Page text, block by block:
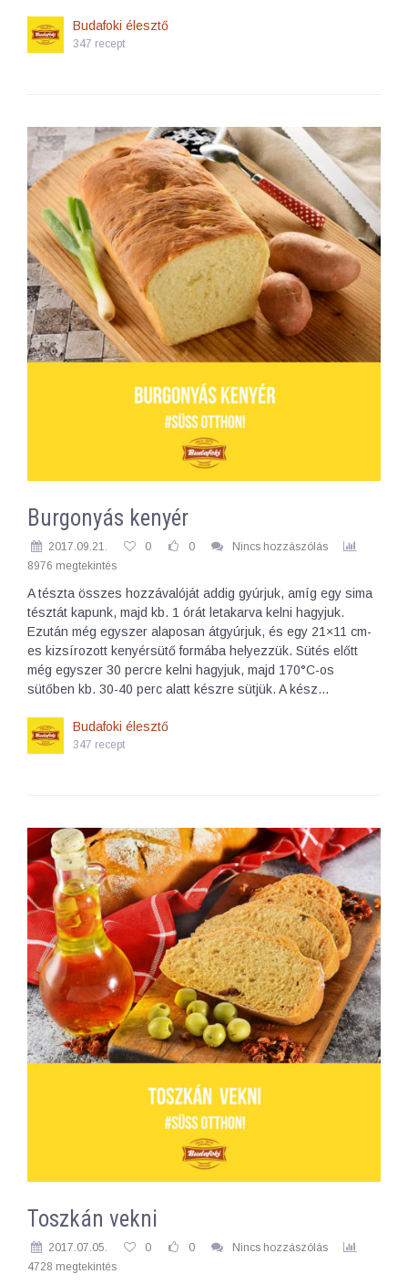
Budafoki élesztő
347 recept
Burgonyás kenyér
2017.09.21. 0 0
Nincs hozzászólás
8976 megtekintés
A tészta összes hozzávalóját addig gyúrjuk, amíg egy sima
tésztát kapunk, majd kb. 1 órát letakarva kelni hagyjuk.
Ezután még egyszer alaposan átgyúrjuk, és egy 21×11 cm-
es kizsírozott kenyérsütő formába helyezzük. Sütés előtt
még egyszer 30 percre kelni hagyjuk, majd 170°C-os
sütőben kb. 30-40 perc alatt készre sütjük. A kész…
Budafoki élesztő
347 recept
Toszkán vekni
2017.07.05. 0 0
Nincs hozzászólás
4728 megtekintés